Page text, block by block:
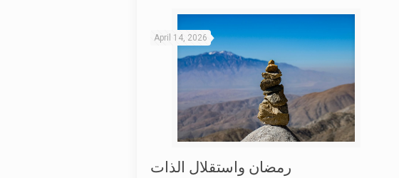
April 14, 2026
رمضان واستقلال الذات